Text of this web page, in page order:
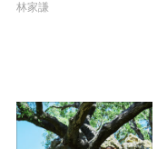
林家謙